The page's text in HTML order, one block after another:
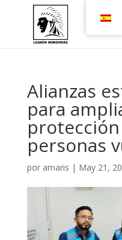
Alianzas
para
personas
por amaris | May 21,